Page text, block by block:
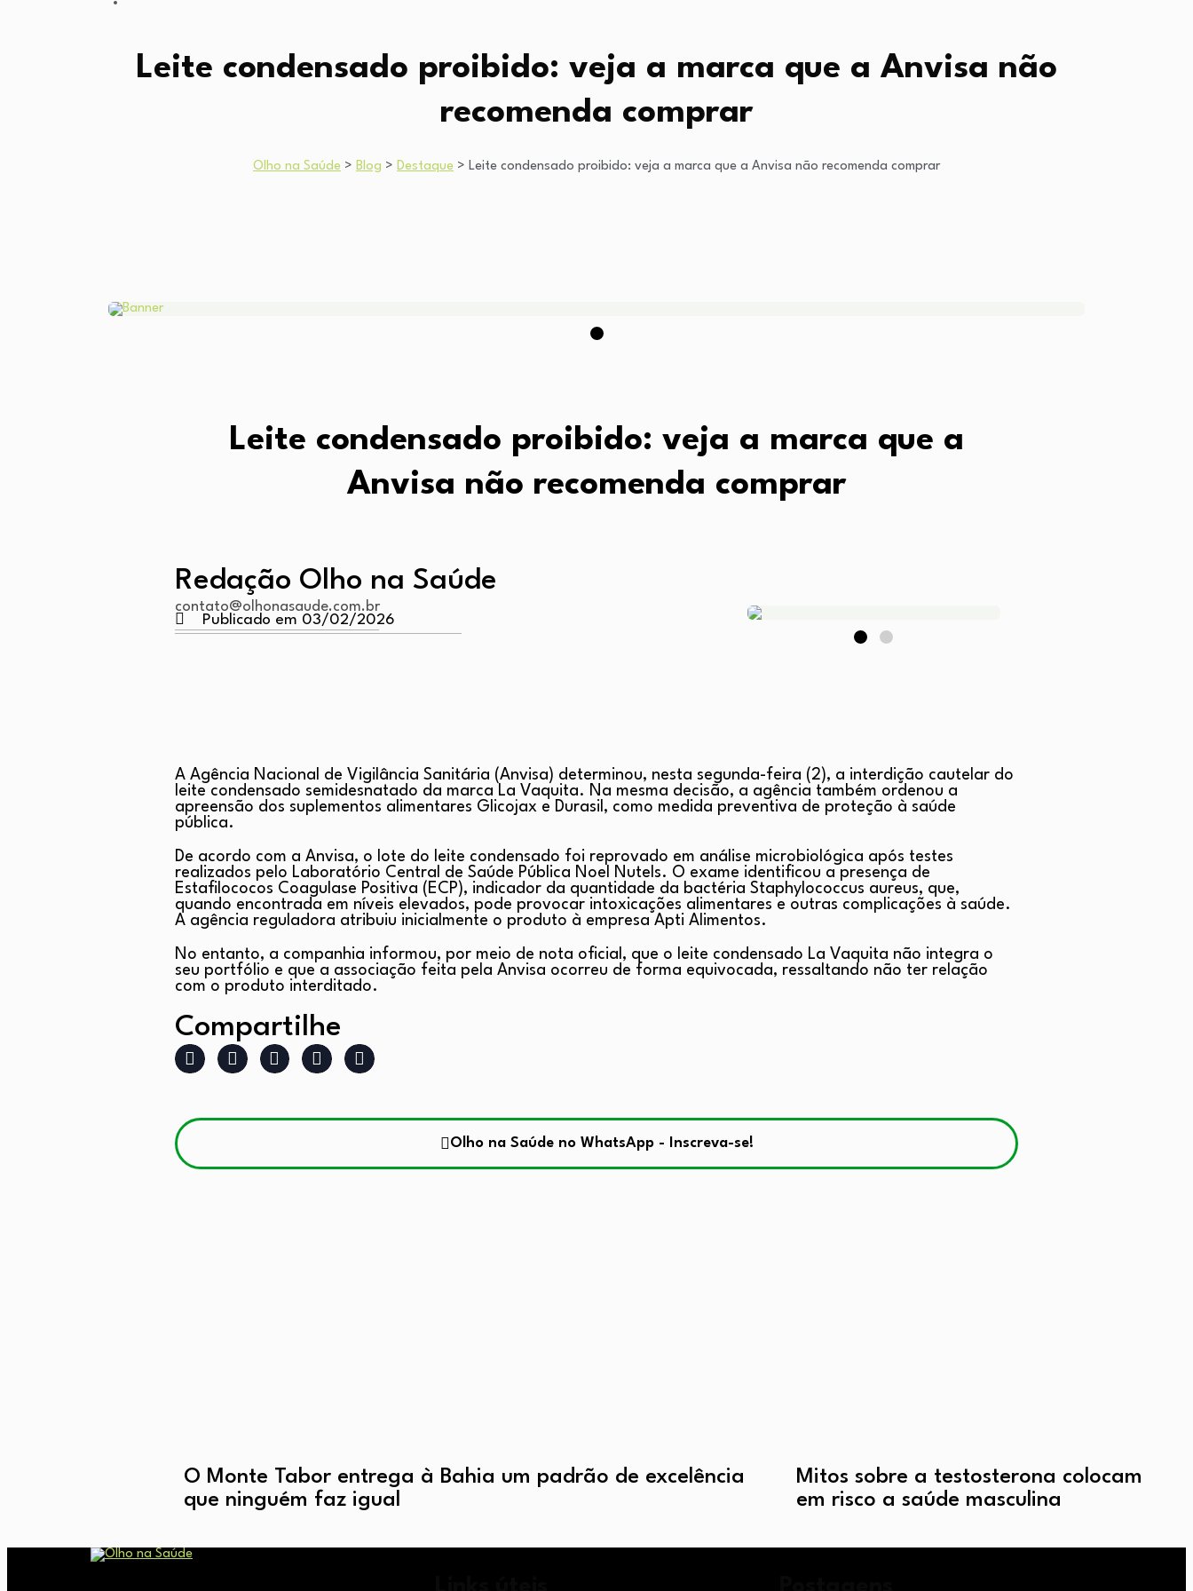
Leite condensado proibido: veja a marca que a Anvisa não
recomenda comprar
Olho na Saúde > Blog > Destaque > Leite condensado proibido: veja a marca que a Anvisa não recomenda comprar
Leite condensado proibido: veja a marca que a
Anvisa não recomenda comprar
Redação Olho na Saúde
contato@olhonasaude.com.br
Publicado em 03/02/2026
A Agência Nacional de Vigilância Sanitária (Anvisa) determinou, nesta segunda-feira (2), a interdição cautelar do
leite condensado semidesnatado da marca La Vaquita. Na mesma decisão, a agência também ordenou a
apreensão dos suplementos alimentares Glicojax e Durasil, como medida preventiva de proteção à saúde
pública.
De acordo com a Anvisa, o lote do leite condensado foi reprovado em análise microbiológica após testes
realizados pelo Laboratório Central de Saúde Pública Noel Nutels. O exame identificou a presença de
Estafilococos Coagulase Positiva (ECP), indicador da quantidade da bactéria Staphylococcus aureus, que,
quando encontrada em níveis elevados, pode provocar intoxicações alimentares e outras complicações à saúde.
A agência reguladora atribuiu inicialmente o produto à empresa Apti Alimentos.
No entanto, a companhia informou, por meio de nota oficial, que o leite condensado La Vaquita não integra o
seu portfólio e que a associação feita pela Anvisa ocorreu de forma equivocada, ressaltando não ter relação
com o produto interditado.
Compartilhe
Olho na Saúde no WhatsApp - Inscreva-se!
O Monte Tabor entrega à Bahia um padrão de excelência
que ninguém faz igual
Mitos sobre a testosterona colocam
em risco a saúde masculina